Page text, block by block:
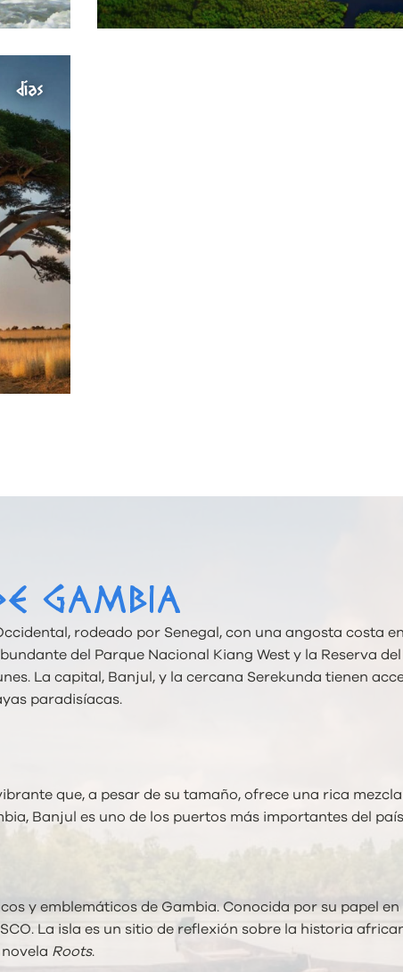
días
GAMBIA
rodeado por Senegal, con una angosta costa
del Parque Nacional Kiang West y la Reserva
La capital, Banjul, y la cercana Serekunda tienen
paradisíacas.
que, a pesar de su tamaño, ofrece una rica
Banjul es uno de los puertos más importantes del
y emblemáticos de Gambia. Conocida por su papel
La isla es un sitio de reflexión sobre la historia
Roots.